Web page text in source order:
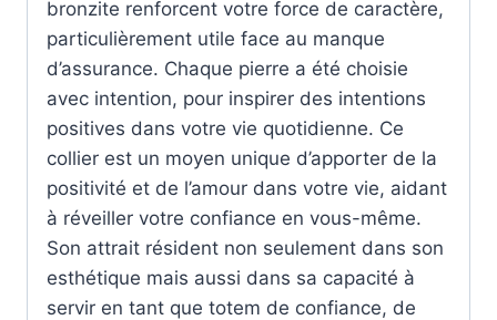
bronzite renforcent votre force de caractère,
particulièrement utile face au manque
d’assurance. Chaque pierre a été choisie
avec intention, pour inspirer des intentions
positives dans votre vie quotidienne. Ce
collier est un moyen unique d’apporter de la
positivité et de l’amour dans votre vie, aidant
à réveiller votre confiance en vous-même.
Son attrait résident non seulement dans son
esthétique mais aussi dans sa capacité à
servir en tant que totem de confiance, de